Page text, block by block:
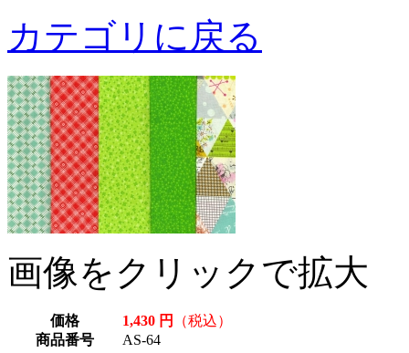
カテゴリに戻る
画像をクリックで拡大
価格 1,430 円
（税込）
商品番号
AS-64